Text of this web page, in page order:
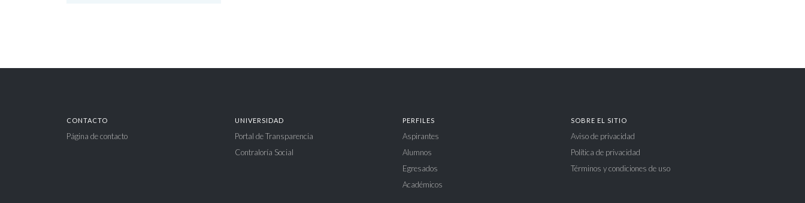
CONTACTO
Página de contacto
UNIVERSIDAD
Portal de Transparencia
Contraloría Social
PERFILES
Aspirantes
Alumnos
Egresados
Académicos
SOBRE EL SITIO
Aviso de privacidad
Política de privacidad
Términos y condiciones de uso